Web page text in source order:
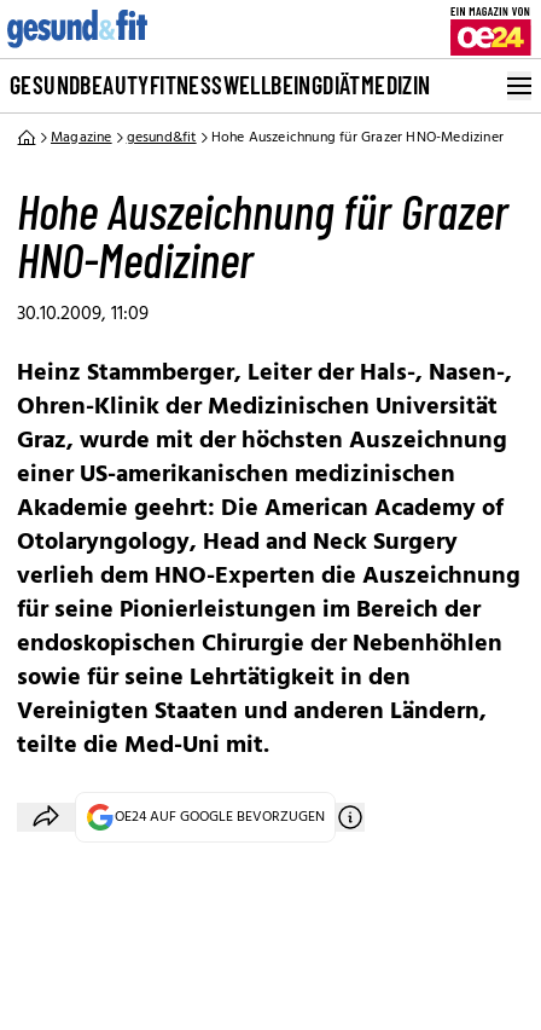
GESUNDBEAUTYFITNESSWELLBEINGDIÄTMEDIZIN
Magazine gesund&fit Hohe Auszeichnung für Grazer HNO-Mediziner
Hohe Auszeichnung für Grazer
HNO-Mediziner
30.10.2009, 11:09
Heinz Stammberger, Leiter der Hals-, Nasen-,
Ohren-Klinik der Medizinischen Universität
Graz, wurde mit der höchsten Auszeichnung
einer US-amerikanischen medizinischen
Akademie geehrt: Die American Academy of
Otolaryngology, Head and Neck Surgery
verlieh dem HNO-Experten die Auszeichnung
für seine Pionierleistungen im Bereich der
endoskopischen Chirurgie der Nebenhöhlen
sowie für seine Lehrtätigkeit in den
Vereinigten Staaten und anderen Ländern,
teilte die Med-Uni mit.
OE24 AUF GOOGLE BEVORZUGEN